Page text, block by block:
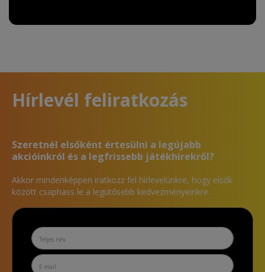
Hírlevél feliratkozás
Szeretnél elsőként értesülni a legújabb
akcióinkról és a legfrissebb játékhírekről?
Akkor mindenképpen iratkozz fel hírlevelünkre, hogy elsők
között csaphass le a legütősebb kedvezményeinkre.